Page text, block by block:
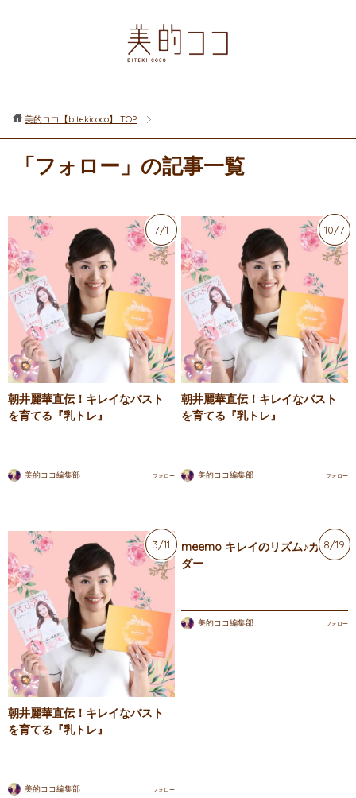
美的ココ【bitekicoco】 TOP
「フォロー」の記事一覧
朝井麗華直伝！キレイなバスト
を育てる『乳トレ』
美的ココ編集部 フォロー
7/1
朝井麗華直伝！キレイなバスト
を育てる『乳トレ』
美的ココ編集部 フォロー
10/7
朝井麗華直伝！キレイなバスト
を育てる『乳トレ』
美的ココ編集部 フォロー
3/11
meemo キレイのリズム♪カレン
ダー
美的ココ編集部 フォロー
8/19